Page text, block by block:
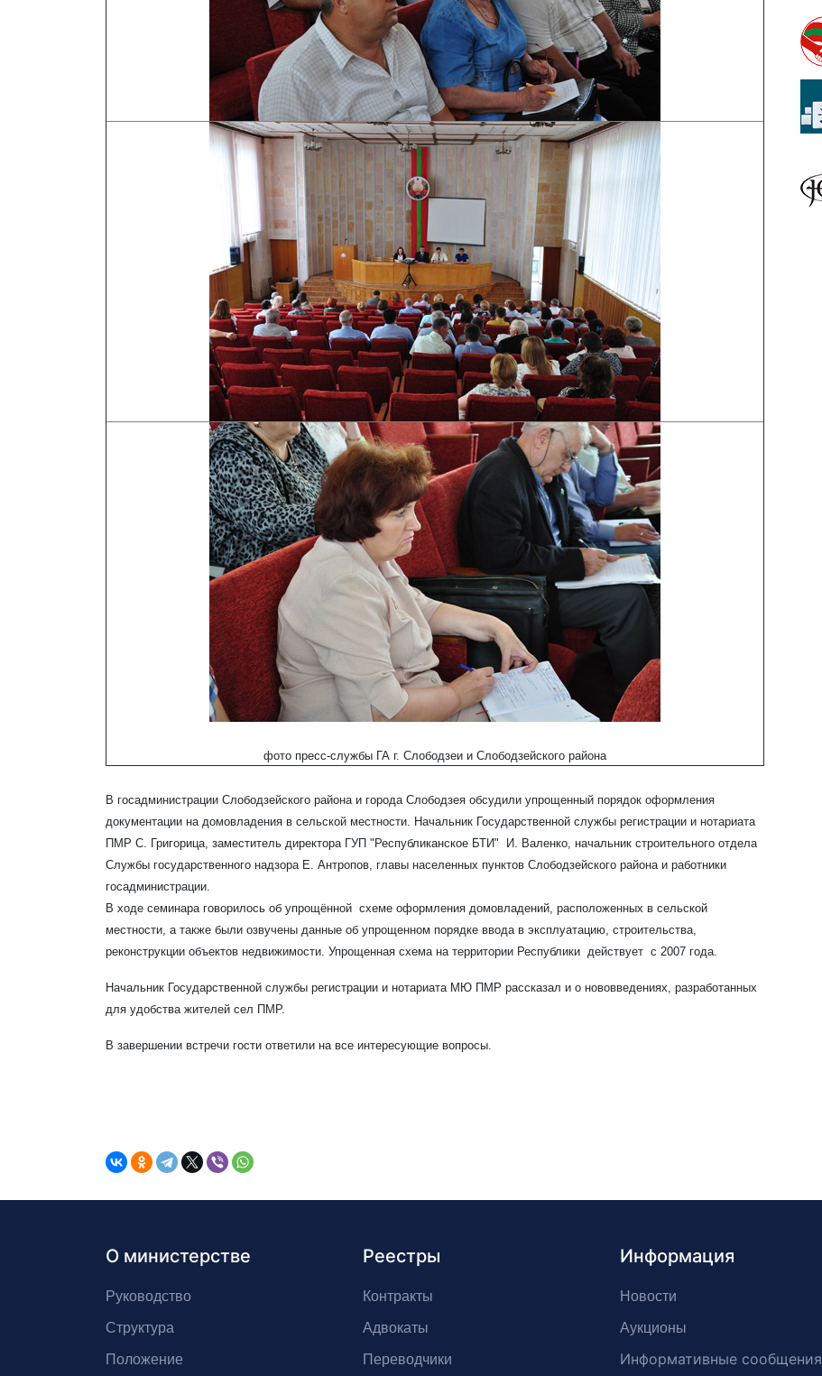
фото пресс-службы ГА г. Слободзеи и Слободзейского района
В госадминистрации Слободзейского района и города Слободзея обсудили упрощенный порядок оформления
документации на домовладения в сельской местности. Начальник Государственной службы регистрации и нотариата
ПМР С. Григорица, заместитель директора ГУП "Республиканское БТИ" И. Валенко, начальник строительного отдела
Службы государственного надзора Е. Антропов, главы населенных пунктов Слободзейского района и работники
госадминистрации.
В ходе семинара говорилось об упрощённой схеме оформления домовладений, расположенных в сельской
местности, а также были озвучены данные об упрощенном порядке ввода в эксплуатацию, строительства,
реконструкции объектов недвижимости. Упрощенная схема на территории Республики действует с 2007 года.
Начальник Государственной службы регистрации и нотариата МЮ ПМР рассказал и о нововведениях, разработанных
для удобства жителей сел ПМР.
В завершении встречи гости ответили на все интересующие вопросы.
О министерстве
Руководство
Структура
Положение
Реестры
Контракты
Адвокаты
Переводчики
Информация
Новости
Аукционы
Информативные сообщения